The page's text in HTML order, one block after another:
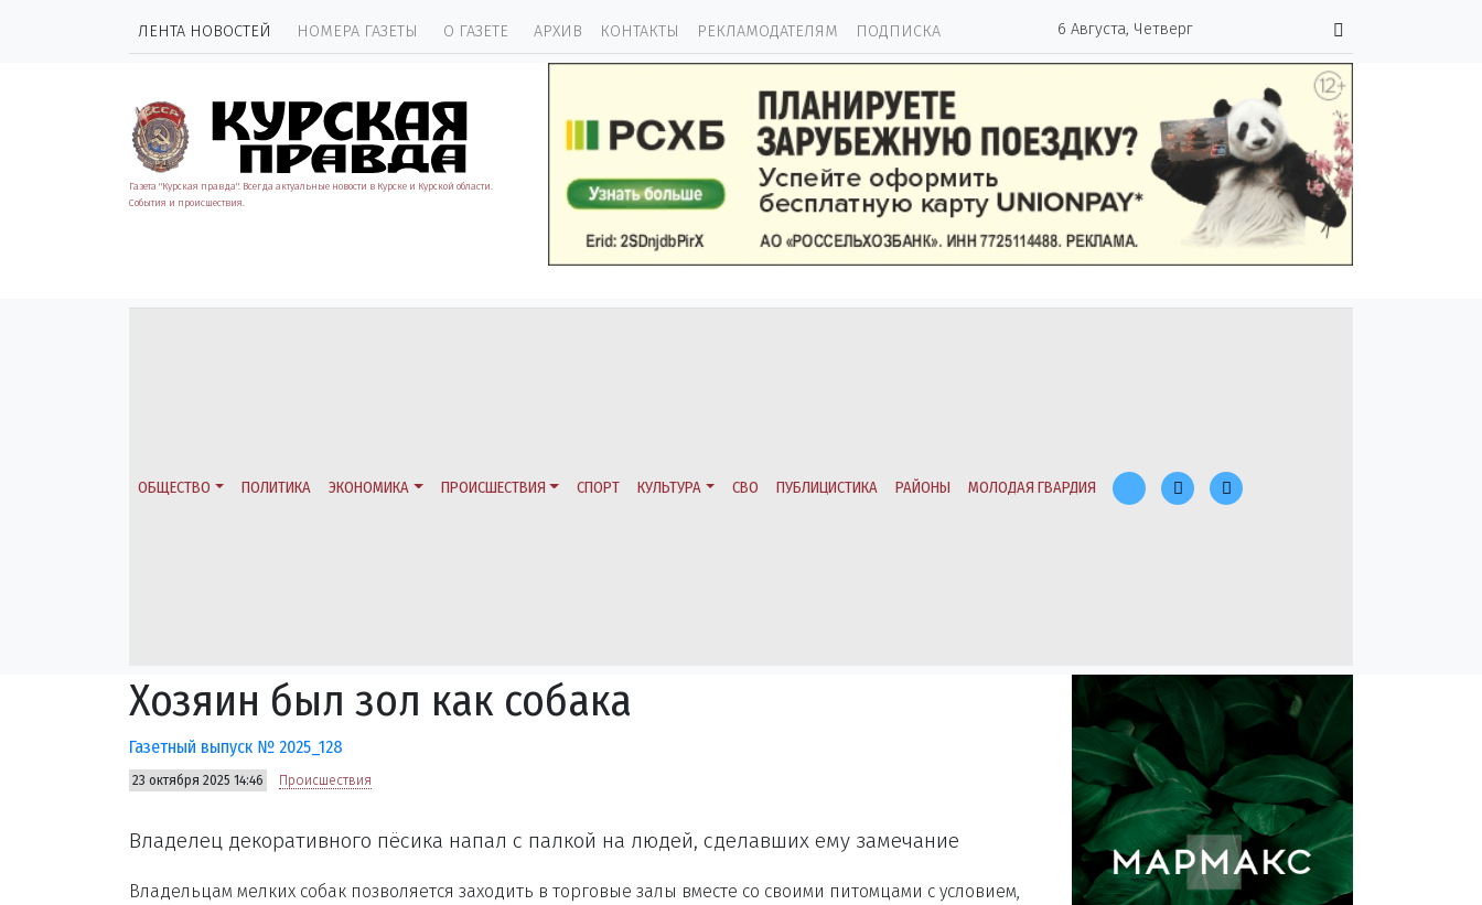
ЛЕНТА НОВОСТЕЙ НОМЕРА ГАЗЕТЫ О ГАЗЕТЕ АРХИВ КОНТАКТЫ РЕКЛАМОДАТЕЛЯМ ПОДПИСКА 6 Августа, Четверг
Газета "Курская правда". Всегда актуальные новости в Курске и Курской области.
События и происшествия.
ОБЩЕСТВО ПОЛИТИКА ЭКОНОМИКА ПРОИСШЕСТВИЯ СПОРТ КУЛЬТУРА СВО ПУБЛИЦИСТИКА РАЙОНЫ МОЛОДАЯ ГВАРДИЯ
Хозяин был зол как собака
Газетный выпуск № 2025_128
23 октября 2025 14:46 Происшествия
Владелец декоративного пёсика напал с палкой на людей, сделавших ему замечание
Владельцам мелких собак позволяется заходить в торговые залы вместе со своими питомцами с условием,